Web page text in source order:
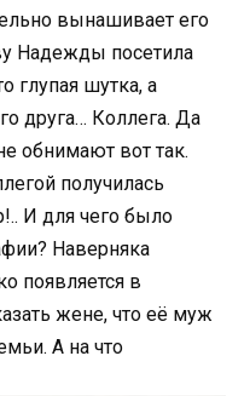
вынашивает его
Надежды посетила
глупая шутка, а
друга… Коллега. Да
обнимают вот так.
получилась
И для чего было
Наверняка
появляется в
жене, что её муж
А на что